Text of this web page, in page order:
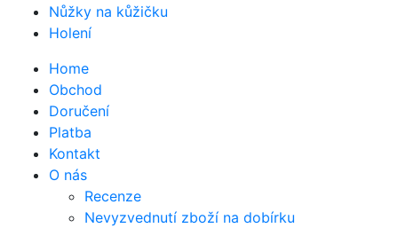
Nůžky na kůžičku
Holení
Home
Obchod
Doručení
Platba
Kontakt
O nás
Recenze
Nevyzvednutí zboží na dobírku